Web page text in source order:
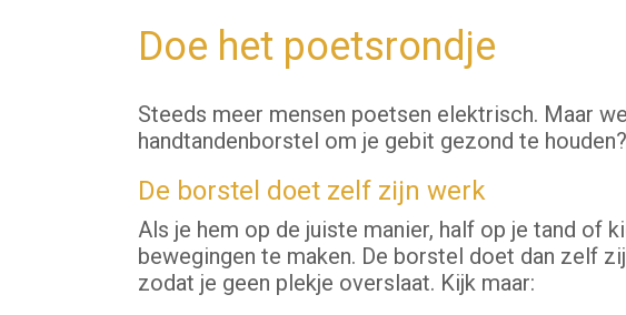
Doe het poetsrondje
Steeds meer mensen poetsen elektrisch. Maar
handtandenborstel om je gebit gezond te
De borstel doet zelf zijn werk
Als je hem op de juiste manier, half op je tand of
bewegingen te maken. De borstel doet dan zelf
zodat je geen plekje overslaat. Kijk maar: